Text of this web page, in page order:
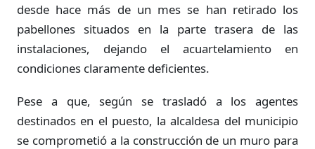
desde hace más de un mes se han retirado los
pabellones situados en la parte trasera de las
instalaciones, dejando el acuartelamiento en
condiciones claramente deficientes.
Pese a que, según se trasladó a los agentes
destinados en el puesto, la alcaldesa del municipio
se comprometió a la construcción de un muro para